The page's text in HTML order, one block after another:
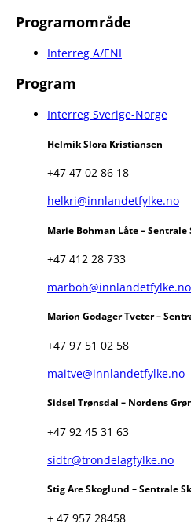
Programområde
Interreg A/ENI
Program
Interreg Sverige-Norge
Helmik Slora Kristiansen
+47 47 02 86 18
helkri@innlandetfylke.no
Marie Bohman Låte –
+47 412 28 733
marboh@innlandetfylke.no
Marion Godager Tveter –
+47 97 51 02 58
maitve@innlandetfylke.no
Sidsel Trønsdal – Nordens
+47 92 45 31 63
sidtr@trondelagfylke.no
Stig Are Skoglund – Sentrale
+ 47 957 28458